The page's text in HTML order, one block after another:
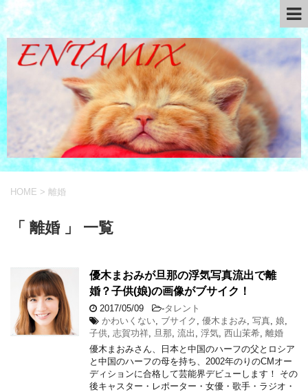
HOME > 離婚
「 離婚 」 一覧
優木まおみが旦那の浮気写真流出で離
婚？子供(娘)の画像がブサイク！
2017/05/09 -タレント
かわいくない ブサイク 優木まおみ 写真 娘
子供 志賀功祥 旦那 流出 浮気 西山茉希 離婚
優木まおみさん、日本と中国のハーフの父とロシア
と中国のハーフの母を持ち、2002年のりのCMオー
ディションに合格して芸能界デビューします！ その
後キャスター・レポーター・女優・歌手・ラジオ・